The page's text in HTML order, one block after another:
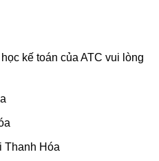
kế toán của ATC vui lòng
Thanh Hóa